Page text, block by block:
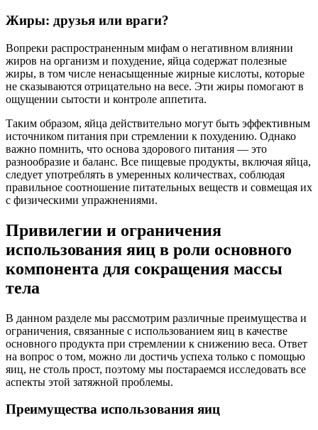
Жиры: друзья или враги?
Вопреки распространенным мифам о негативном влиянии
жиров на организм и похудение, яйца содержат полезные
жиры, в том числе ненасыщенные жирные кислоты, которые
не сказываются отрицательно на весе. Эти жиры помогают в
ощущении сытости и контроле аппетита.
Таким образом, яйца действительно могут быть эффективным
источником питания при стремлении к похудению. Однако
важно помнить, что основа здорового питания — это
разнообразие и баланс. Все пищевые продукты, включая яйца,
следует употреблять в умеренных количествах, соблюдая
правильное соотношение питательных веществ и совмещая их
с физическими упражнениями.
Привилегии и ограничения
использования яиц в роли основного
компонента для сокращения массы
тела
В данном разделе мы рассмотрим различные преимущества и
ограничения, связанные с использованием яиц в качестве
основного продукта при стремлении к снижению веса. Ответ
на вопрос о том, можно ли достичь успеха только с помощью
яиц, не столь прост, поэтому мы постараемся исследовать все
аспекты этой затяжной проблемы.
Преимущества использования яиц